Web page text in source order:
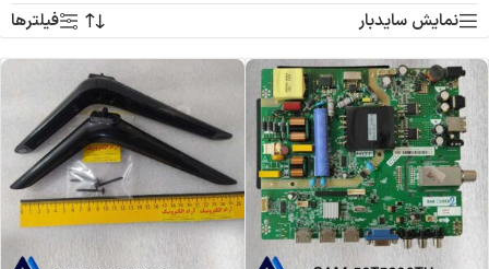
نمایش سایدبار
فیلترها